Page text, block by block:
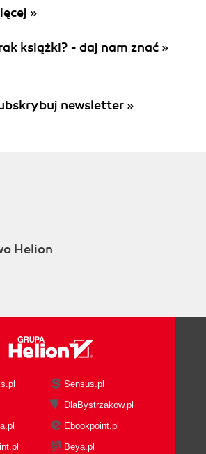
»
książki? - daj nam znać »
newsletter »
Helion
Sensus.pl
DlaBystrzakow.pl
Ebookpoint.pl
Beya.pl